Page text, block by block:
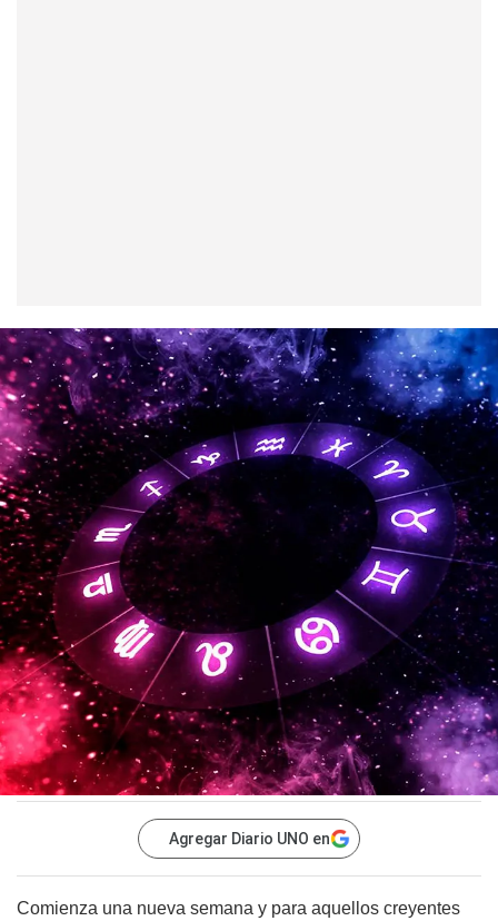
Agregar Diario UNO en
Comienza una nueva semana y para aquellos creyentes